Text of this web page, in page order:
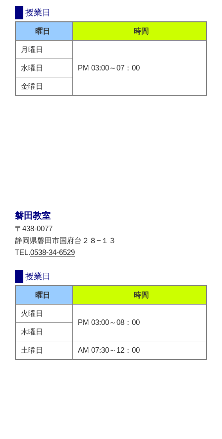
授業日
曜日 時間
月曜日
PM 03:00～07：00
水曜日
金曜日
磐田教室
〒438-0077
静岡県磐田市国府台２８−１３
TEL.0538-34-6529
授業日
曜日 時間
火曜日
PM 03:00～08：00
木曜日
土曜日 AM 07:30～12：00